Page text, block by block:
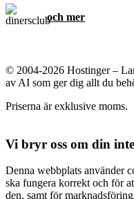
och mer
© 2004-2026 Hostinger –
av AI som ger dig allt du
Priserna är exklusive moms.
Vi bryr oss om din
Denna webbplats använder
ska fungera korrekt och för
den, samt för